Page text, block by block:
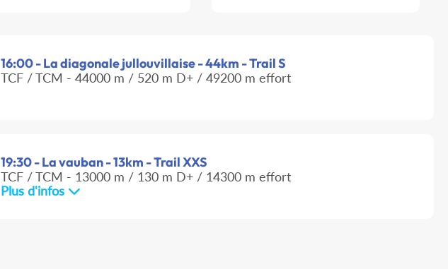
16:00 - La diagonale jullouvillaise - 44km - Trail S
TCF / TCM - 44000 m / 520 m D+ / 49200 m effort
19:30 - La vauban - 13km - Trail XXS
TCF / TCM - 13000 m / 130 m D+ / 14300 m effort
Plus d'infos